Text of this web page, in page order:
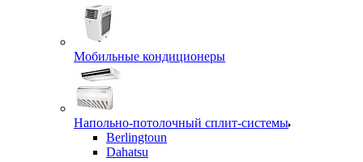
Мобильные кондиционеры
Напольно-потолочный сплит-системы
Berlingtoun
Dahatsu